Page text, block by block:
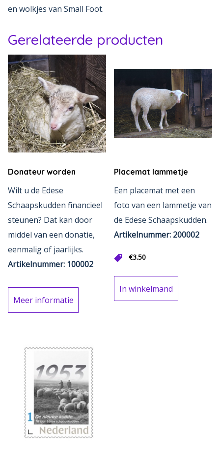
en wolkjes van Small Foot.
Gerelateerde producten
Donateur worden
Wilt u de Edese
Schaapskudden financieel
steunen? Dat kan door
middel van een donatie,
eenmalig of jaarlijks.
Artikelnummer: 100002
Meer informatie
Placemat lammetje
Een placemat met een
foto van een lammetje van
de Edese Schaapskudden.
Artikelnummer: 200002
€3.50
In winkelmand